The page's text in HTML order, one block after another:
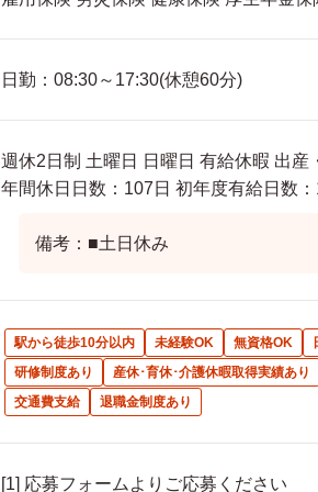
日勤：08:30～17:30(休憩60分)
週休2日制 土曜日 日曜日 有給休暇 出産
年間休日日数：107日 初年度有給日数
備考：■土日休み
駅から徒歩10分以内 未経験OK 無資格OK
研修制度あり
産休･育休･介護休暇取得実績あり
交通費支給
退職金制度あり
[1] 応募フォームよりご応募ください